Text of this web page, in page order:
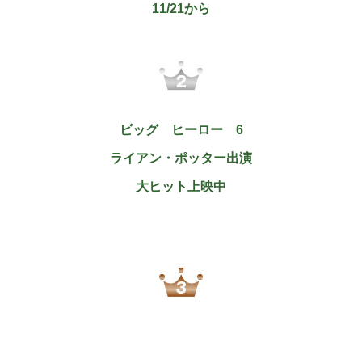
11/21から
ビッグ ヒーロー 6
ライアン・ポッター出演
大ヒット上映中